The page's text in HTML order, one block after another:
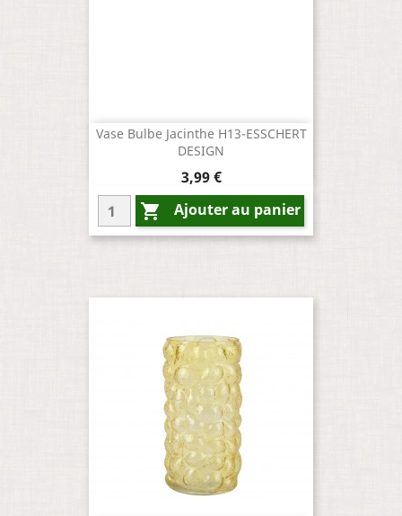
Vase Bulbe Jacinthe H13-ESSCHERT
DESIGN
Prix
3,99 €
 Ajouter au panier